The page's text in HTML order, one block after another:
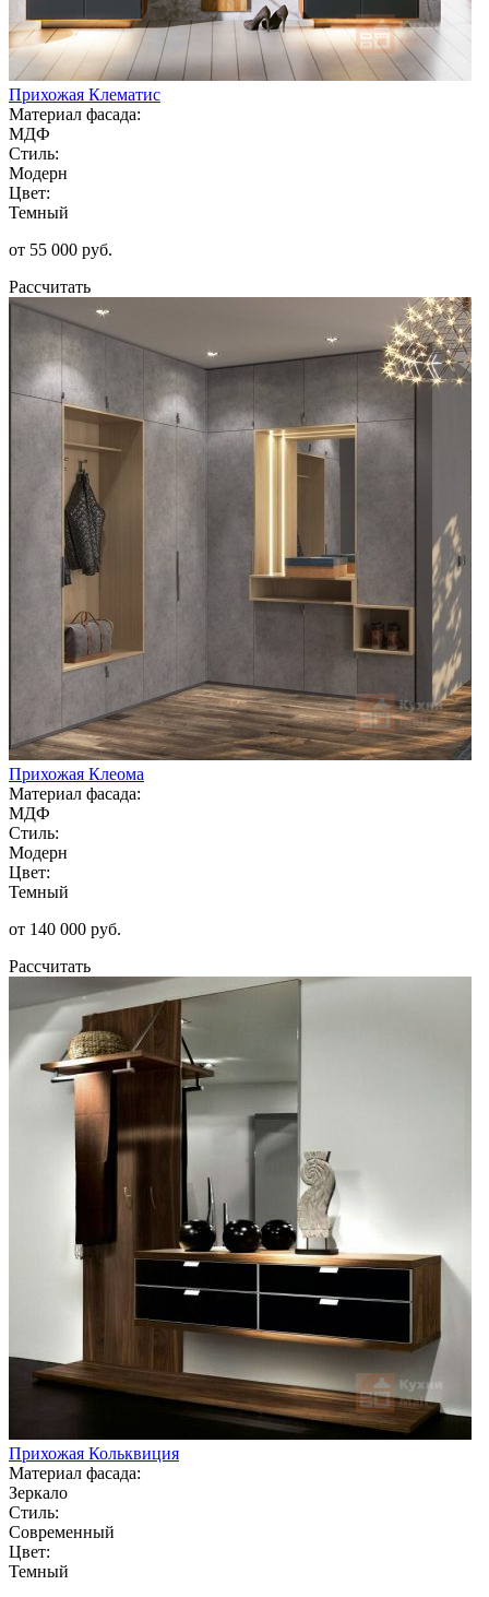
Прихожая Клематис
Материал фасада:
МДФ
Стиль:
Модерн
Цвет:
Темный
от 55 000 руб.
Рассчитать
Прихожая Клеома
Материал фасада:
МДФ
Стиль:
Модерн
Цвет:
Темный
от 140 000 руб.
Рассчитать
Прихожая Кольквиция
Материал фасада:
Зеркало
Стиль:
Современный
Цвет:
Темный